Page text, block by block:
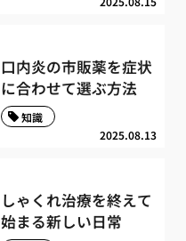
口内炎の市販薬を症状
に合わせて選ぶ方法
2025.08.13
知識
しゃくれ治療を終えて
始まる新しい日常